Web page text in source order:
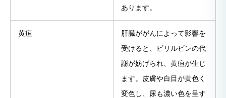
あります。
黄疸
肝臓ががんによって影響を
受けると、ビリルビンの代
謝が妨げられ、黄疸が生じ
ます。皮膚や白目が黄色く
変色し、尿も濃い色を呈す